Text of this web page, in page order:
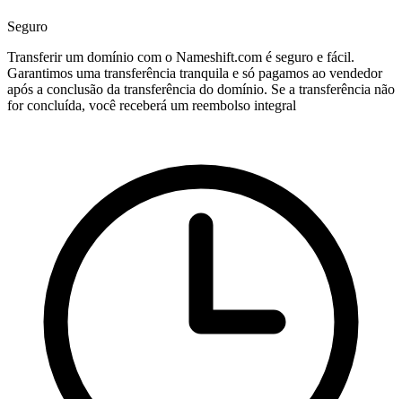
Seguro
Transferir um domínio com o Nameshift.com é seguro e fácil.
Garantimos uma transferência tranquila e só pagamos ao vendedor
após a conclusão da transferência do domínio. Se a transferência não
for concluída, você receberá um reembolso integral